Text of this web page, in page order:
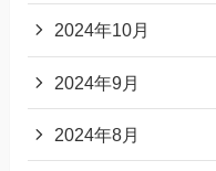
2024年10月
2024年9月
2024年8月